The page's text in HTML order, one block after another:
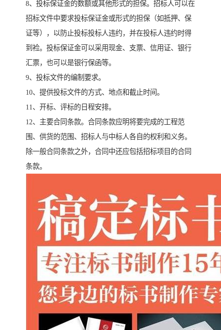
8、投标保证金的数额或其他形式的担保。招标人可以在
招标文件中要求投标保证金或形式的担保（如抵押、保
证等），以防止投标投标人违约，并在投标人违约时得
到裣。投标保证金可以采用现金、支票、信用证、银行
汇票，也可以是银行保函等。
9、投标文件的编制要求。
10、提供投标文件的方式、地点和截止时间。
11、开标、评标的日程安排。
12、主要合同条款。合同条款应明将要完成的工程范
围、供货的范围、招标人与中标人各自的权利和义务。
除一般合同条款之外，合同中还应包括招标项目的合同
条款。